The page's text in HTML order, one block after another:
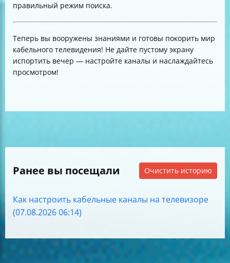
правильный режим поиска.
Теперь вы вооружены знаниями и готовы покорить мир
кабельного телевидения! Не дайте пустому экрану
испортить вечер — настройте каналы и наслаждайтесь
просмотром!
Ранее вы посещали Очистить историю
Как настроить кабельные каналы на телевизоре
(07.08.2026 06:14)